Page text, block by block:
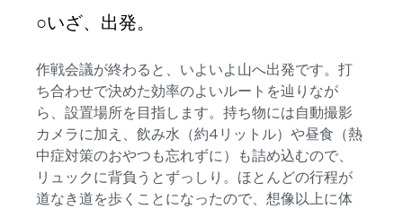
○いざ、出発。
作戦会議が終わると、いよいよ山へ出発です。打
ち合わせで決めた効率のよいルートを辿りなが
ら、設置場所を目指します。持ち物には自動撮影
カメラに加え、飲み水（約4リットル）や昼食（熱
中症対策のおやつも忘れずに）も詰め込むので、
リュックに背負うとずっしり。ほとんどの行程が
道なき道を歩くことになったので、想像以上に体